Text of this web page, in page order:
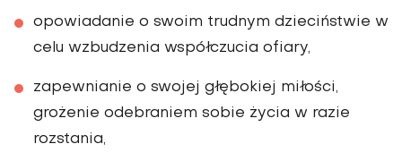
opowiadanie o swoim trudnym dzieciństwie w
celu wzbudzenia współczucia ofiary,
zapewnianie o swojej głębokiej miłości,
grożenie odebraniem sobie życia w razie
rozstania,